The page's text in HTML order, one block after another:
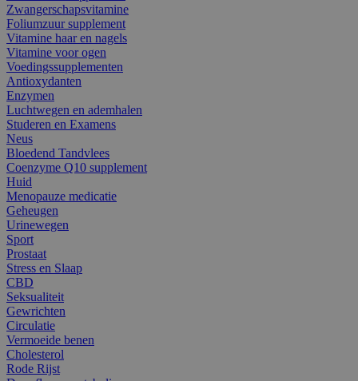
Zwangerschapsvitamine
Foliumzuur supplement
Vitamine haar en nagels
Vitamine voor ogen
Voedingssupplementen
Antioxydanten
Enzymen
Luchtwegen en ademhalen
Studeren en Examens
Neus
Bloedend Tandvlees
Coenzyme Q10 supplement
Huid
Menopauze medicatie
Geheugen
Urinewegen
Sport
Prostaat
Stress en Slaap
CBD
Seksualiteit
Gewrichten
Circulatie
Vermoeide benen
Cholesterol
Rode Rijst